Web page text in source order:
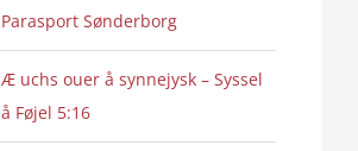
Parasport Sønderborg
Æ uchs ouer å synnejysk – Syssel
å Føjel 5:16